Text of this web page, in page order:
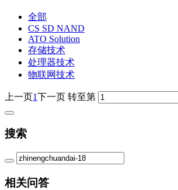
全部
CS SD NAND
ATO Solution
存储技术
处理器技术
物联网技术
上一页1下一页 转至第
搜索
相关问答